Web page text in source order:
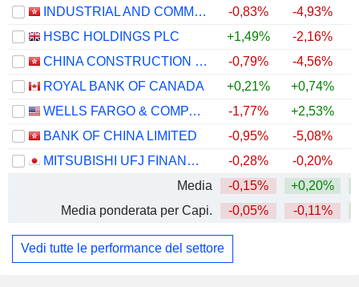
INDUSTRIAL AND COMMERCIAL BANK OF CHINA LIMITED
-0,83% -4,93%
HSBC HOLDINGS PLC
+1,49% -2,16%
CHINA CONSTRUCTION BANK CORPORATION
-0,79% -4,56%
ROYAL BANK OF CANADA
+0,21% +0,74%
WELLS FARGO & COMPANY
-1,77% +2,53%
BANK OF CHINA LIMITED
-0,95% -5,08%
MITSUBISHI UFJ FINANCIAL GROUP, INC.
-0,28% -0,20%
Media
-0,15% +0,20%
Media ponderata per Capi.
-0,05% -0,11%
Vedi tutte le performance del settore